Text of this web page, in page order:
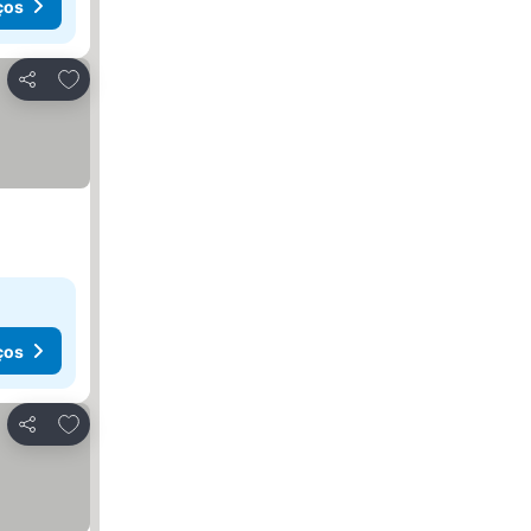
Partilhar
Adicionar aos favoritos
Partilhar
Adicionar aos favoritos